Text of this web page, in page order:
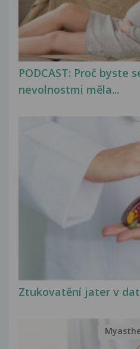
PODCAST: Proč byste
nevolnostmi měla...
Ztukovatění jater v